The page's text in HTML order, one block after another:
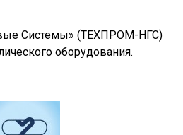
Системы» (ТЕХПРОМ-НГС)
оборудования.